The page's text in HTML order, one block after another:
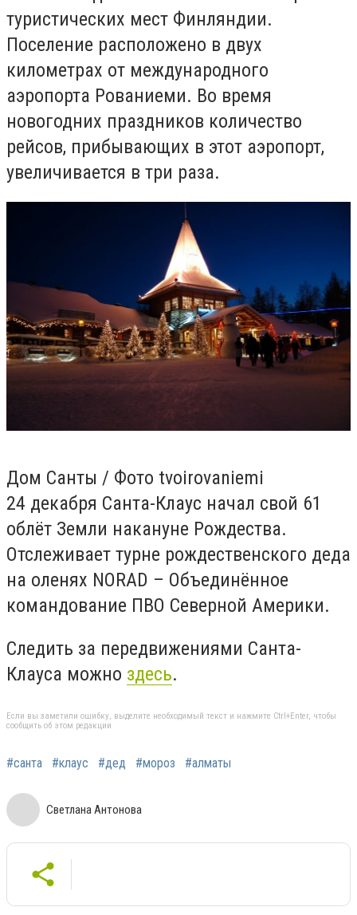
туристических мест Финляндии.
Поселение расположено в двух
километрах от международного
аэропорта Рованиеми. Во время
новогодних праздников количество
рейсов, прибывающих в этот аэропорт,
увеличивается в три раза.
Дом Санты / Фото tvoirovaniemi
24 декабря Санта-Клаус начал свой 61
облёт Земли накануне Рождества.
Отслеживает турне рождественского деда
на оленях NORAD – Объединённое
командование ПВО Северной Америки.
Следить за передвижениями Санта-
Клауса можно здесь.
Если вы заметили ошибку, выделите необходимый текст и нажмите Ctrl+Enter, чтобы
сообщить об этом редакции
#санта #клаус #дед #мороз #алматы
Светлана Антонова